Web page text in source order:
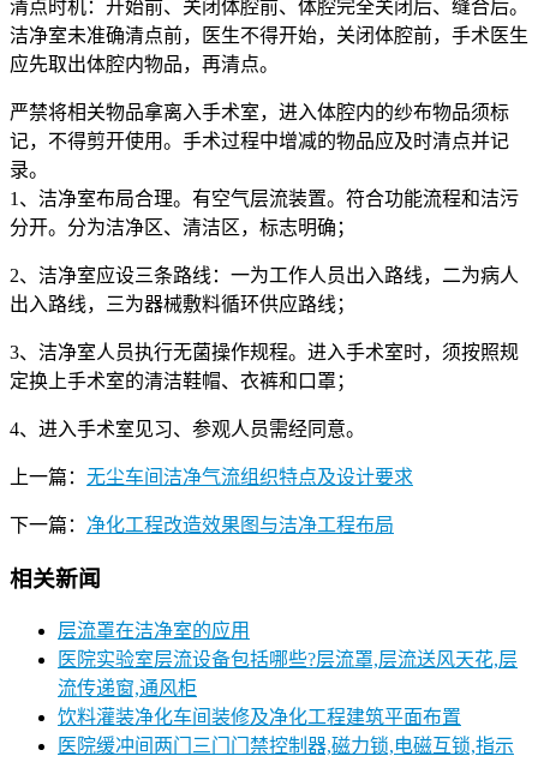
清点时机：开始前、关闭体腔前、体腔完全关闭后、缝合后。
洁净室未准确清点前，医生不得开始，关闭体腔前，手术医生
应先取出体腔内物品，再清点。
严禁将相关物品拿离入手术室，进入体腔内的纱布物品须标
记，不得剪开使用。手术过程中增减的物品应及时清点并记
录。
1、洁净室布局合理。有空气层流装置。符合功能流程和洁污
分开。分为洁净区、清洁区，标志明确；
2、洁净室应设三条路线：一为工作人员出入路线，二为病人
出入路线，三为器械敷料循环供应路线；
3、洁净室人员执行无菌操作规程。进入手术室时，须按照规
定换上手术室的清洁鞋帽、衣裤和口罩；
4、进入手术室见习、参观人员需经同意。
上一篇： 无尘车间洁净气流组织特点及设计要求
下一篇： 净化工程改造效果图与洁净工程布局
相关新闻
层流罩在洁净室的应用
医院实验室层流设备包括哪些?层流罩,层流送风天花,层
流传递窗,通风柜
饮料灌装净化车间装修及净化工程建筑平面布置
医院缓冲间两门三门门禁控制器,磁力锁,电磁互锁,指示